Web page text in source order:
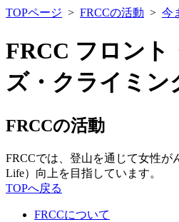
TOPページ > FRCCの活動 > 今
FRCC フロント
ズ・クライミン
FRCCの活動
FRCCでは、登山を通じて女性が
Life）向上を目指しています。
TOPへ戻る
FRCCについて